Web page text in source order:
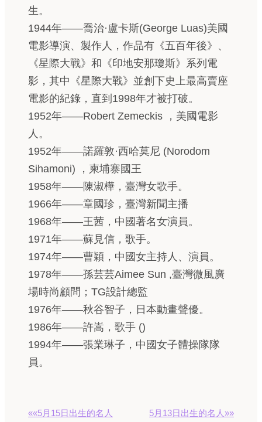
生。
1944年——喬治·盧卡斯(George Luas)美國
電影導演、製作人，作品有《五百年後》、
《星際大戰》和《印地安那瓊斯》系列電
影，其中《星際大戰》並創下史上最高賣座
電影的紀錄，直到1998年才被打破。
1952年——Robert Zemeckis ，美國電影
人。
1952年——諾羅敦·西哈莫尼 (Norodom
Sihamoni) ，柬埔寨國王
1958年——陳淑樺，臺灣女歌手。
1966年——章國珍，臺灣新聞主播
1968年——王茜，中國著名女演員。
1971年——蘇見信，歌手。
1974年——曹穎，中國女主持人、演員。
1978年——孫芸芸Aimee Sun ,臺灣微風廣
場時尚顧問；TG設計總監
1976年——秋谷智子，日本動畫聲優。
1986年——許嵩，歌手 ()
1994年——張業琳子，中國女子體操隊隊
員。
««5月15日出生的名人 5月13日出生的名人»»